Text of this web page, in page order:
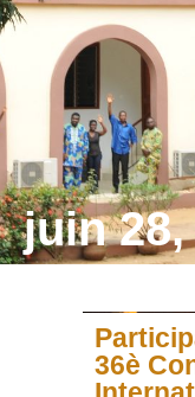
juin 28,
36è